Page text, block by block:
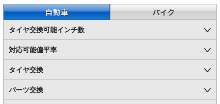
自動車
タイヤ交換可能インチ数
対応可能偏平率
タイヤ交換
パーツ交換